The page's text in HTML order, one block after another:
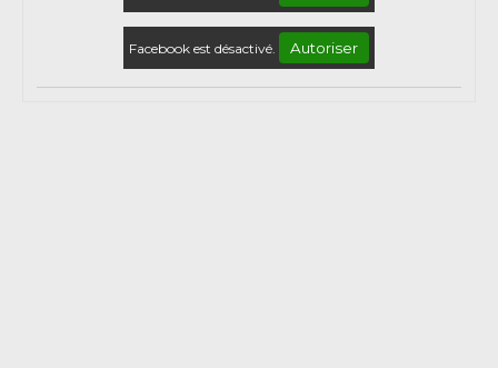
Facebook est désactivé. Autoriser